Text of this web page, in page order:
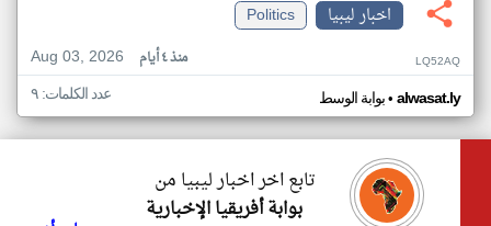
اخبار ليبيا
Politics
Aug 03, 2026
منذ ٤ أيام LQ52AQ
بوابة الوسط• alwasat.ly عدد الكلمات: ٩
تابع اخر اخبار ليبيا من
بوابة أفريقيا الإخبارية